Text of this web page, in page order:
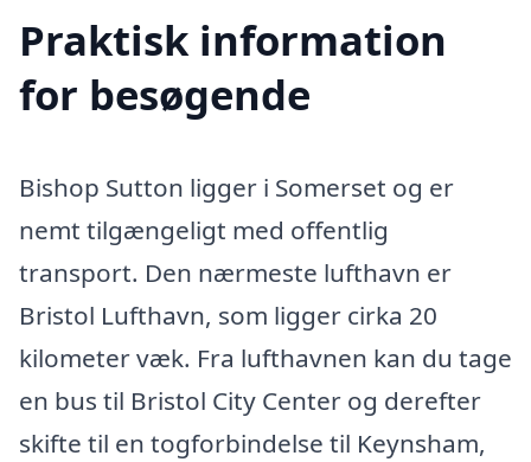
Praktisk information
for besøgende
Bishop Sutton ligger i Somerset og er
nemt tilgængeligt med offentlig
transport. Den nærmeste lufthavn er
Bristol Lufthavn, som ligger cirka 20
kilometer væk. Fra lufthavnen kan du tage
en bus til Bristol City Center og derefter
skifte til en togforbindelse til Keynsham,